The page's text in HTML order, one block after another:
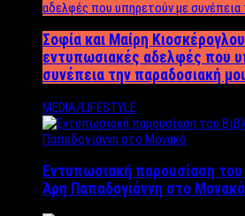
Σοφία και Μαίρη
εντυπωσιακές αδελφές που
συνέπεια την παραδοσιακή
MEDIA/LIFESTYLE
Εντυπωσιακή παρουσίαση του
Άρη Παπαδογιάννη στο Μονακό